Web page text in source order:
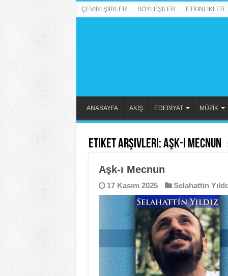
ÇEVİRİ ŞİİRLER SÖYLEŞİLER ETKİNLİKLER
ANASAYFA AKIŞ EDEBİYAT MÜZİK
Etiket Arşivleri:Aşk-ı Mecnun
Aşk-ı Mecnun
17 Kasım 2025 Selahattin